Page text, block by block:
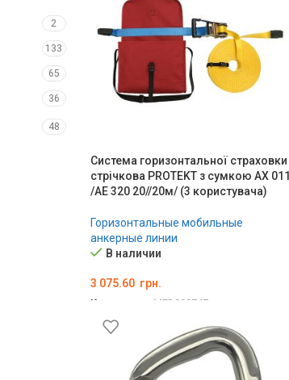
2
133
65
36
48
Система горизонтальної страховки
стрічкова PROTEKT з сумкою AX 011
/AE 320 20//20м/ (3 користувача)
Горизонтальные мобильные
анкерные линии
В наличии
3 075.60 грн.
Код товара: MED000747
В КОРЗИНУ